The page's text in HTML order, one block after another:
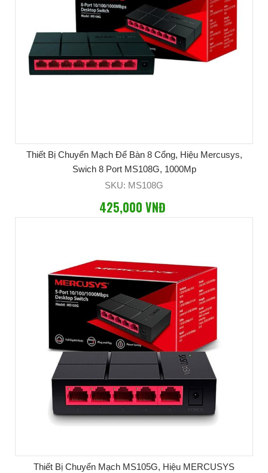
Thiết Bị Chuyển Mạch Để Bàn 8 Cổng, Hiệu Mercusys,
Swich 8 Port MS108G, 1000Mp
SKU: MS108G
425,000 VNĐ
Thiết Bị Chuyển Mạch MS105G, Hiệu MERCUSYS